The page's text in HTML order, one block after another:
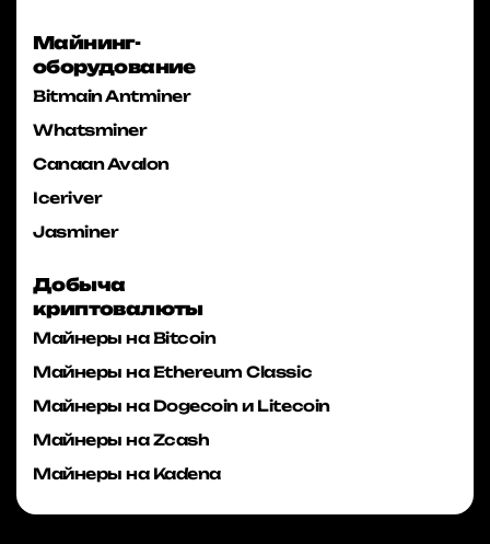
Майнинг-
оборудование
Bitmain Antminer
Whatsminer
Canaan Avalon
Iceriver
Jasminer
Добыча
криптовалюты
Майнеры на Bitcoin
Майнеры на Ethereum Classic
Майнеры на Dogecoin и Litecoin
Майнеры на Zcash
Майнеры на Kadena